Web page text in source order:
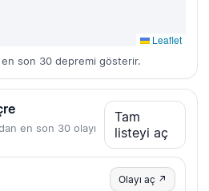
Leaflet
son 30 depremi gösterir.
en son 30 olayı
Tam
listeyi aç
Olayı aç ↗